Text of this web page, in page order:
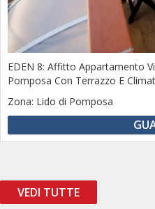
EDEN 8: Affitto Appartamento
Pomposa Con Terrazzo E
Zona: Lido di Pomposa
VEDI TUTTE